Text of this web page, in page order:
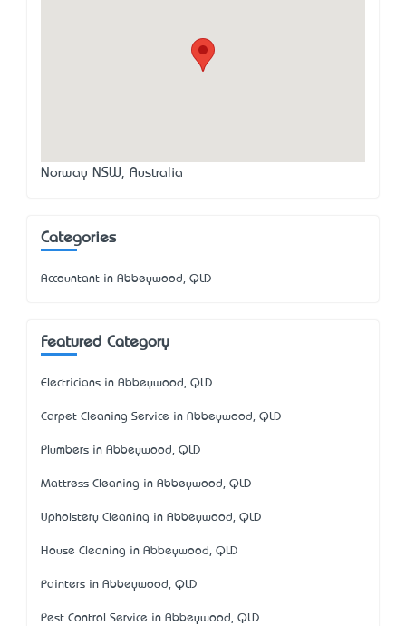
Norway NSW, Australia
Categories
Accountant in Abbeywood, QLD
Featured Category
Electricians in Abbeywood, QLD
Carpet Cleaning Service in Abbeywood, QLD
Plumbers in Abbeywood, QLD
Mattress Cleaning in Abbeywood, QLD
Upholstery Cleaning in Abbeywood, QLD
House Cleaning in Abbeywood, QLD
Painters in Abbeywood, QLD
Pest Control Service in Abbeywood, QLD